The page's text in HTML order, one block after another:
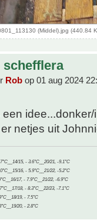
(Middel).jpg (440.84
schefflera
Rob op 01 aug 2024
een
netjes uit
15, - 3.6°C__20/21, -9.1°C
16, - 5.9°C__21/22, -5.2°C
17, - 7.9°C__21/22, -6.9°C
18, - 8.3°C__22/23, -7.1°C
19, - 7.5°C
20, - 2.8°C